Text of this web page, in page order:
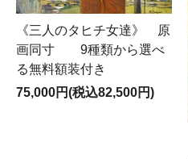
《三人のタヒチ女達》 原
画同寸 9種類から選べ
る無料額装付き
75,000円(税込82,500円)